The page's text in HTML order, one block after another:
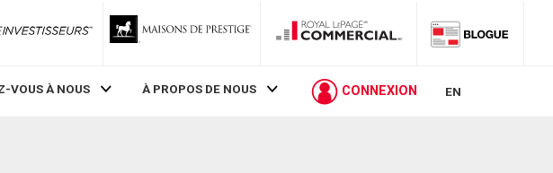
ZoneInvestisseurs RLP
VOUS À NOUS À PROPOS DE NOUS CONNEXION EN